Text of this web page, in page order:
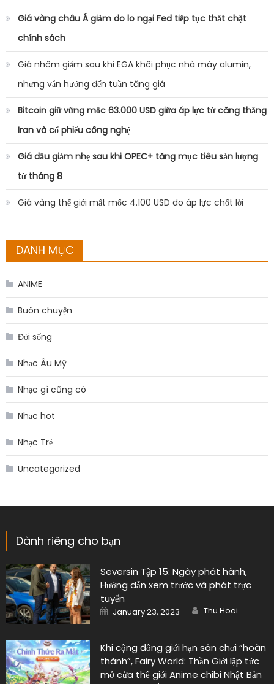
Giá vàng châu Á giảm do lo ngại Fed tiếp tục thắt chặt
chính sách
Giá nhôm giảm sau khi EGA khôi phục nhà máy alumin,
nhưng vẫn hướng đến tuần tăng giá
Bitcoin giữ vững mốc 63.000 USD giữa áp lực từ căng thẳng
Iran và cổ phiếu công nghệ
Giá dầu giảm nhẹ sau khi OPEC+ tăng mục tiêu sản lượng
từ tháng 8
Giá vàng thế giới mất mốc 4.100 USD do áp lực chốt lời
DANH MỤC
ANIME
Buôn chuyện
Đời sống
Nhạc Âu Mỹ
Nhạc gì cũng có
Nhạc hot
Nhạc Trẻ
Uncategorized
Dành riêng cho bạn
Seversin Tập 15: Ngày phát hành,
Hướng dẫn xem trước và phát trực
tuyến
Posted
on
January 23, 2023 Author
Thu Hoai
Khi cộng đồng giới hạn sân chơi “hoàn
thành”, Fairy World: Thần Giới lập tức
mở cửa thế giới Anime chibi Nhật Bản